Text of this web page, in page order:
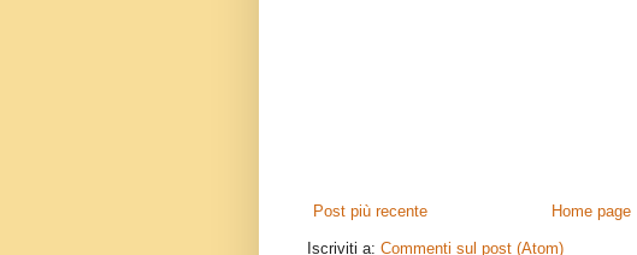
Post più recente Home page
Iscriviti a: Commenti sul post (Atom)